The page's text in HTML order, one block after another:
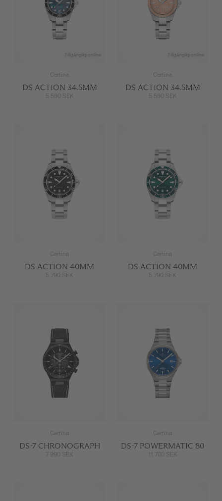
Tillgänglig online
Certina
DS ACTION 34.5MM
5 590 SEK
Tillgänglig online
Certina
DS ACTION 34.5MM
5 590 SEK
Certina
DS ACTION 40MM
5 790 SEK
Certina
DS ACTION 40MM
5 790 SEK
Certina
DS-7 CHRONOGRAPH
7 990 SEK
Certina
DS-7 POWERMATIC 80
11 700 SEK